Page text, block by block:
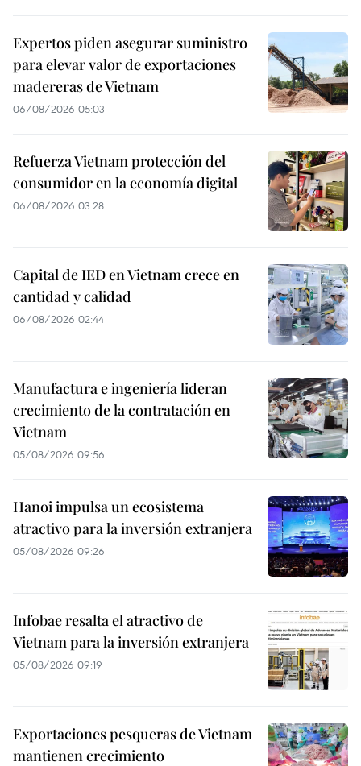
Expertos piden asegurar suministro
para elevar valor de exportaciones
madereras de Vietnam
06/08/2026 05:03
Refuerza Vietnam protección del
consumidor en la economía digital
06/08/2026 03:28
Capital de IED en Vietnam crece en
cantidad y calidad
06/08/2026 02:44
Manufactura e ingeniería lideran
crecimiento de la contratación en
Vietnam
05/08/2026 09:56
Hanoi impulsa un ecosistema
atractivo para la inversión extranjera
05/08/2026 09:26
Infobae resalta el atractivo de
Vietnam para la inversión extranjera
05/08/2026 09:19
Exportaciones pesqueras de Vietnam
mantienen crecimiento